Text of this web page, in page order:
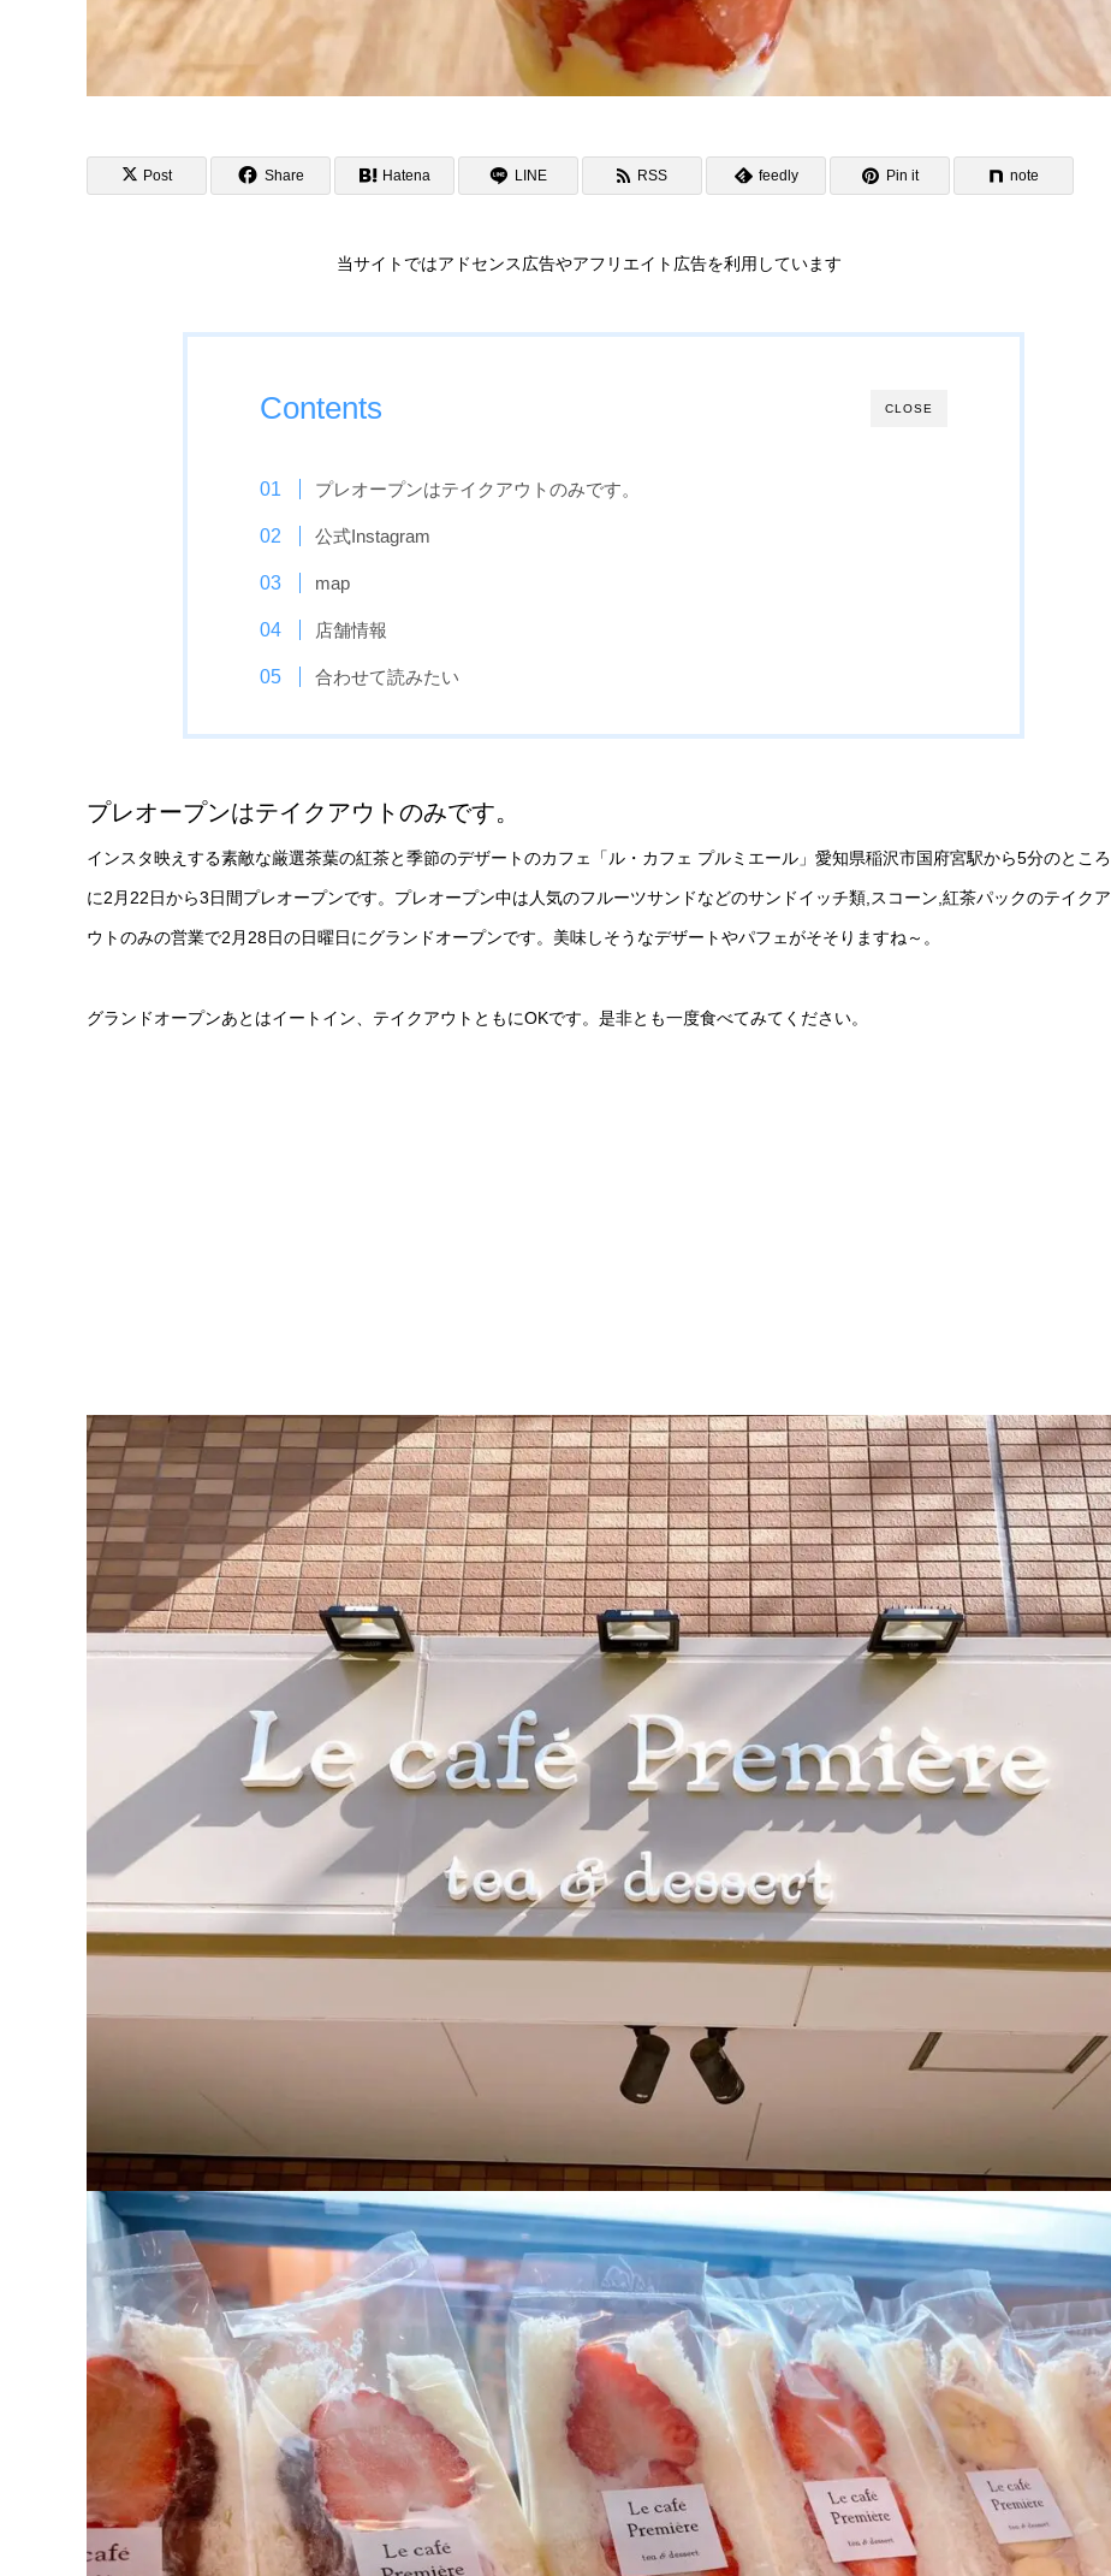
Post Share Hatena LINE RSS feedly Pin it note
当サイトではアドセンス広告やアフリエイト広告を利用しています
CLOSE
Contents
プレオープンはテイクアウトのみです。
公式Instagram
map
店舗情報
合わせて読みたい
プレオープンはテイクアウトのみです。
インスタ映えする素敵な厳選茶葉の紅茶と季節のデザートのカフェ「ル・カフェ プルミエール」愛知県稲沢市国府宮駅から5分のところ
に2月22日から3日間プレオープンです。プレオープン中は人気のフルーツサンドなどのサンドイッチ類,スコーン,紅茶パックのテイクア
ウトのみの営業で2月28日の日曜日にグランドオープンです。美味しそうなデザートやパフェがそそりますね～。
グランドオープンあとはイートイン、テイクアウトともにOKです。是非とも一度食べてみてください。